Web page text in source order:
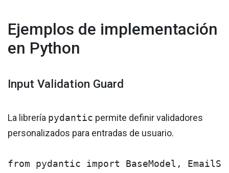
Ejemplos de implementación
en Python
Input Validation Guard
La librería pydantic permite definir validadores
personalizados para entradas de usuario.
from pydantic import BaseModel,